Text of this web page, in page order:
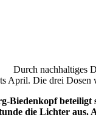
Durch nachhaltiges
April. Die drei
beteiligt
die Lichter